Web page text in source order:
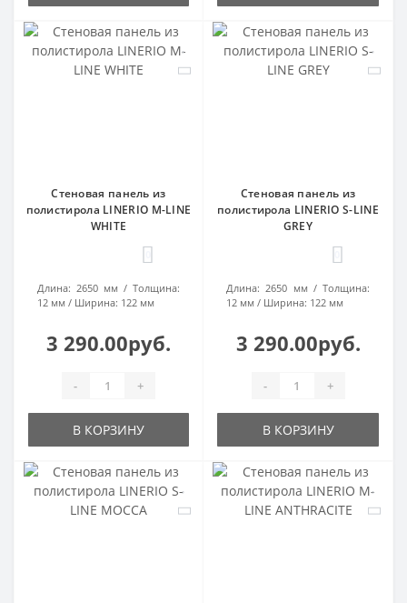
Стеновая панель из
полистирола LINERIO M-LINE
WHITE
Длина: 2650 мм
Толщина:
12 мм
Ширина: 122 мм
3 290.00руб.
- +
В КОРЗИНУ
Стеновая панель из
полистирола LINERIO S-LINE
GREY
Длина: 2650 мм
Толщина:
12 мм
Ширина: 122 мм
3 290.00руб.
- +
В КОРЗИНУ